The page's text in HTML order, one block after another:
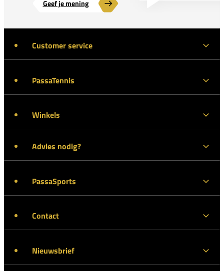
Geef je mening
Customer service
PassaTennis
Winkels
Advies nodig?
PassaSports
Contact
Nieuwsbrief